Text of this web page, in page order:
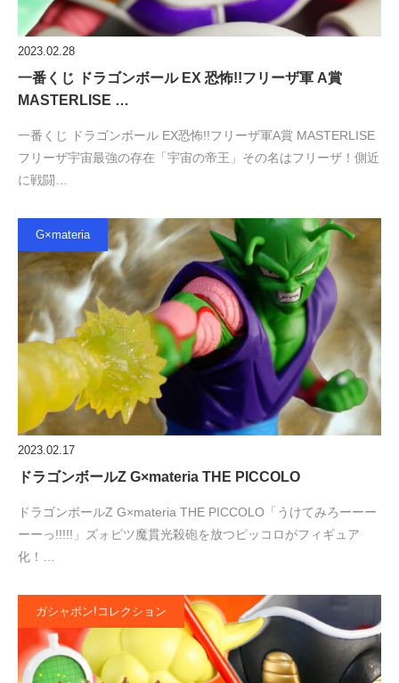
2023.02.28
一番くじ ドラゴンボール EX 恐怖!!フリーザ軍 A賞
MASTERLISE …
一番くじ ドラゴンボール EX恐怖!!フリーザ軍A賞 MASTERLISE
フリーザ宇宙最強の存在「宇宙の帝王」その名はフリーザ！側近
に戦闘…
G×materia
2023.02.17
ドラゴンボールZ G×materia THE PICCOLO
ドラゴンボールZ G×materia THE PICCOLO「うけてみろーーー
ーーっ!!!!!」ズォビツ魔貫光殺砲を放つピッコロがフィギュア
化！…
ガシャポン!コレクション